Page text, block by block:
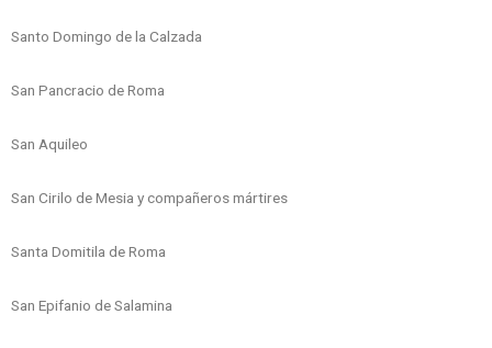
Santo Domingo de la Calzada
San Pancracio de Roma
San Aquileo
San Cirilo de Mesia y compañeros mártires
Santa Domitila de Roma
San Epifanio de Salamina